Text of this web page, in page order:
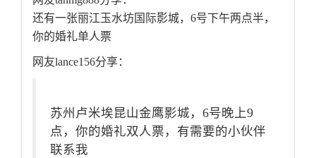
还有一张丽江玉水坊国际影城，6号下午两点半，
你的婚礼单人票
网友lance156分享：
苏州卢米埃昆山金鹰影城，6号晚上9
点，你的婚礼双人票，有需要的小伙伴
联系我